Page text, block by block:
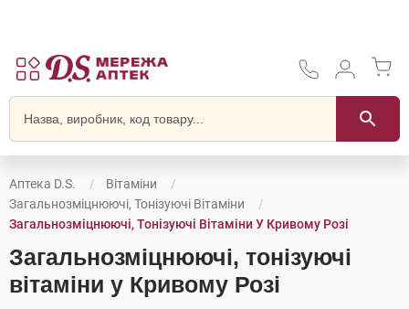
Аптека D.S.
Вітаміни
Загальнозміцнюючі, Тонізуючі Вітаміни
Загальнозміцнюючі, Тонізуючі Вітаміни У Кривому Розі
Загальнозміцнюючі, тонізуючі
вітаміни у Кривому Розі